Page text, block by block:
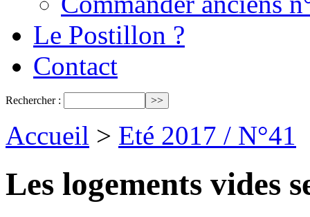
Le Postillon ?
Contact
Rechercher :
Accueil > Eté 2017 / N°41
Les logements vides